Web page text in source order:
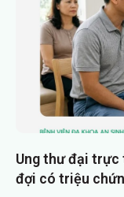
Ung thư đại trực
đợi có triệu